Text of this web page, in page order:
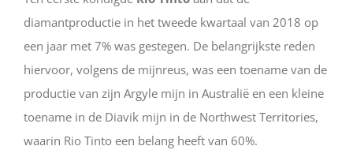
diamantproductie in het tweede kwartaal van 2018 op
een jaar met 7% was gestegen. De belangrijkste reden
hiervoor, volgens de mijnreus, was een toename van de
productie van zijn Argyle mijn in Australië en een kleine
toename in de Diavik mijn in de Northwest Territories,
waarin Rio Tinto een belang heeft van 60%.